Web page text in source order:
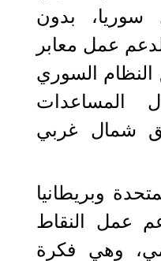
سوريا، بدون
عمل معابر
النظام السوري
المساعدات
شمال غربي
وبريطانيا
عمل النقاط
وهي فكرة